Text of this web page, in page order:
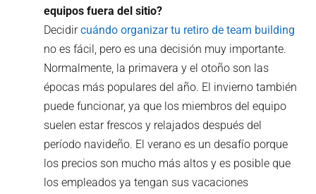
equipos fuera del sitio?
Decidircuándo organizar tu retiro de team building
no es fácil, pero es una decisión muy importante.
Normalmente, la primavera y el otoño son las
épocas más populares del año. El invierno también
puede funcionar, ya que los miembros del equipo
suelen estar frescos y relajados después del
período navideño. El verano es un desafío porque
los precios son mucho más altos y es posible que
los empleados ya tengan sus vacaciones